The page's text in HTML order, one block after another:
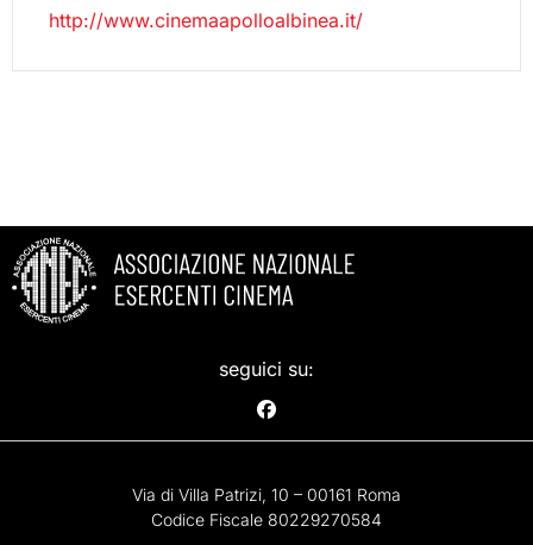
http://www.cinemaapolloalbinea.it/
seguici su:
Via di Villa Patrizi, 10 – 00161 Roma
Codice Fiscale 80229270584